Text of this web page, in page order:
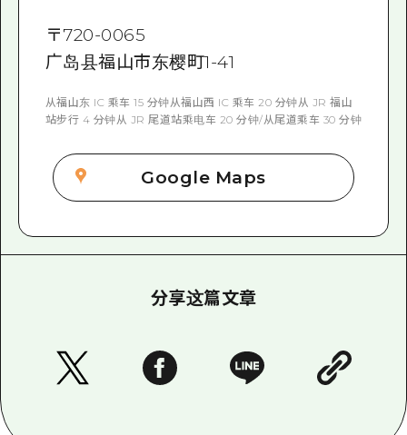
〒720-0065
广岛县福山市东樱町1-41
从福山东 IC 乘车 15 分钟从福山西 IC 乘车 20 分钟从 JR 福山
站步行 4 分钟从 JR 尾道站乘电车 20 分钟/从尾道乘车 30 分钟
Google Maps
分享这篇文章